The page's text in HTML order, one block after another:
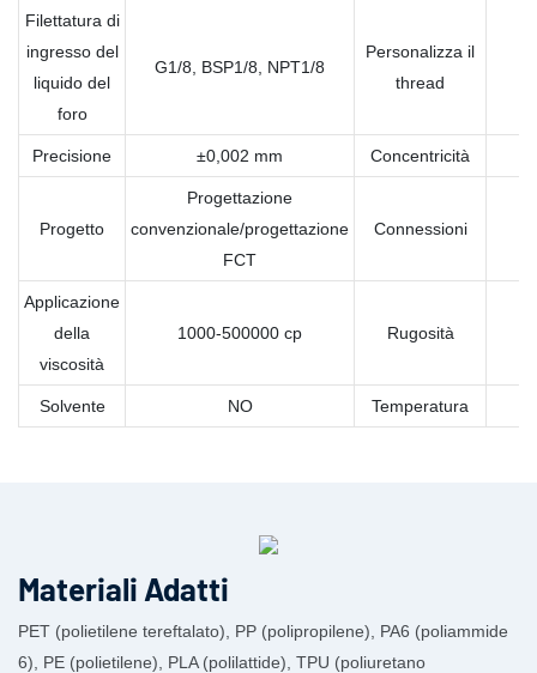
Filettatura di
ingresso del
liquido del
foro
G1/8, BSP1/8, NPT1/8
Personalizza il
thread
Precisione ±0,002 mm Concentricità
Progetto
Progettazione
convenzionale/progettazione
FCT
Connessioni
Applicazione
della
viscosità
1000-500000 cp Rugosità
Solvente NO Temperatura
Materiali Adatti
PET (polietilene tereftalato), PP (polipropilene), PA6 (poliammide
6), PE (polietilene), PLA (polilattide), TPU (poliuretano